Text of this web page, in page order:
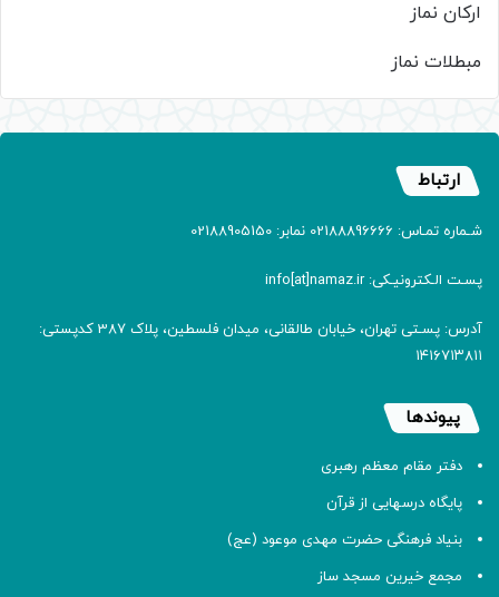
ارکان نماز
مبطلات نماز
ارتباط
شـماره تمـاس: 02188896666 نمابر: 02188905150
پسـت الـکترونیـکی: info[at]namaz.ir
آدرس: پسـتی تهران، خیابان طالقانی، میدان فلسطین، پلاک 387 کدپستی:
۱۴۱۶۷۱۳۸۱۱
پیوندها
دفتر مقام معظم رهبری
پایگاه درسهایی از قرآن
بنیاد فرهنگی حضرت مهدی موعود (عج)
مجمع خیرین مسجد ساز